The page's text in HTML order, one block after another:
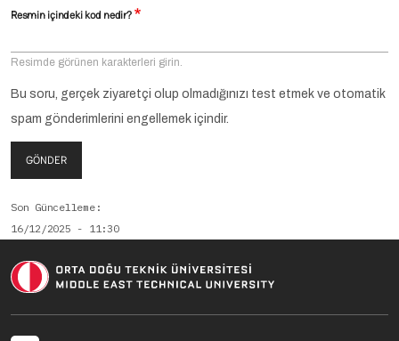
Resmin içindeki kod nedir?
Resimde görünen karakterleri girin.
Bu soru, gerçek ziyaretçi olup olmadığınızı test etmek ve otomatik
spam gönderimlerini engellemek içindir.
GÖNDER
Son Güncelleme
16/12/2025 - 11:30